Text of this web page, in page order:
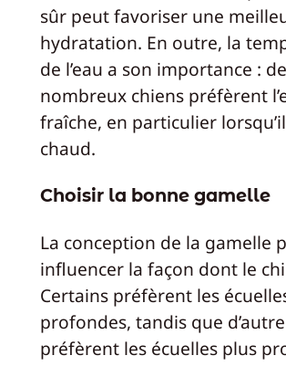
sûr peut favoriser une
hydratation. En outre, la
de l’eau a son importance : de
nombreux chiens préfèrent
fraîche, en particulier
chaud.
Choisir la bonne gamelle
La conception de la gamelle
influencer la façon dont le
Certains préfèrent les
profondes, tandis que
préfèrent les écuelles plus